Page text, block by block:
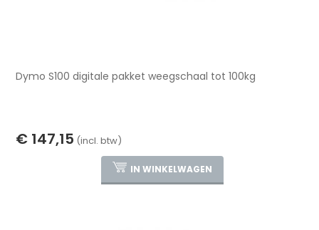
Dymo S100 digitale pakket weegschaal tot 100kg
€ 147,15 (incl. btw)
IN WINKELWAGEN